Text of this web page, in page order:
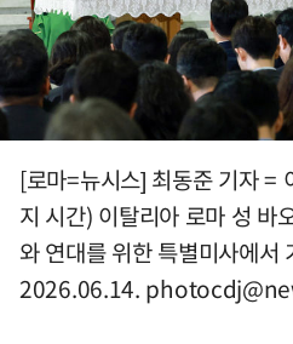
[로마=뉴시스] 최동준 기자 =
지 시간) 이탈리아 로마 성 바
와 연대를 위한 특별미사에서
2026.06.14.